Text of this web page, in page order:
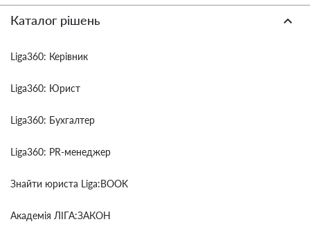
Каталог рішень
Liga360: Керівник
Liga360: Юрист
Liga360: Бухгалтер
Liga360: PR-менеджер
Знайти юриста Liga:BOOK
Академія ЛІГА:ЗАКОН